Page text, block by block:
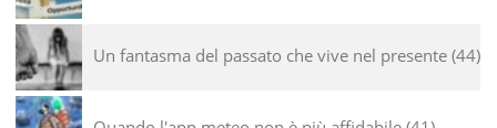
Un fantasma del passato che vive nel presente 44